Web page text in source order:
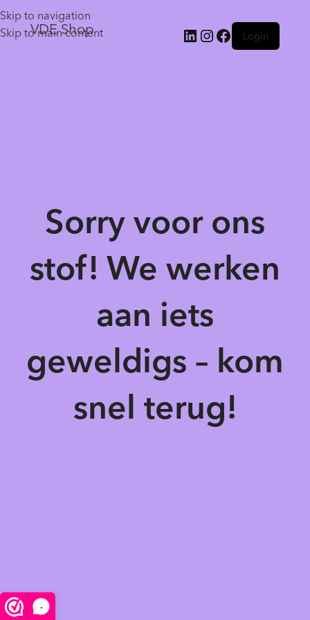
-
Skip to navigation
Skip to main content
VDE Shop Login
Sorry voor ons
stof! We werken
aan iets
geweldigs – kom
snel terug!